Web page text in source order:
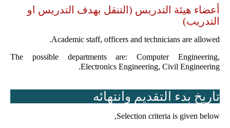
أعضاء هيئة التدريس (التنقل بهدف التدريس او
التدريب)
Academic staff, officers and technicians are allowed.
The possible departments are: Computer Engineering,
Electronics Engineering, Civil Engineering.
تاريخ بدء التقديم وانتهائه
Selection criteria is given below,